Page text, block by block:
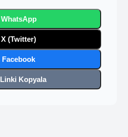
WhatsApp
X (Twitter)
Facebook
Linki Kopyala